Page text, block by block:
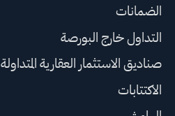
الضمانات
التداول خارج البورصة
صناديق الاستثمار العقارية المتداولة
الاكتتابات